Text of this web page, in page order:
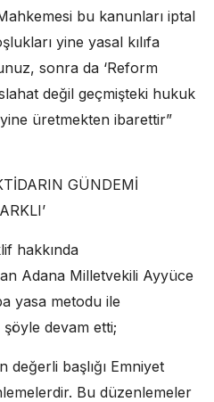
bu kanunları iptal
yine yasal kılıfa
sonra da ‘Reform
değil geçmişteki hukuk
üretmekten ibarettir”
GÜNDEMİ
hakkında
Adana Milletvekili Ayyüce
yasa metodu ile
şöyle devam etti;
başlığı Emniyet
Bu düzenlemeler